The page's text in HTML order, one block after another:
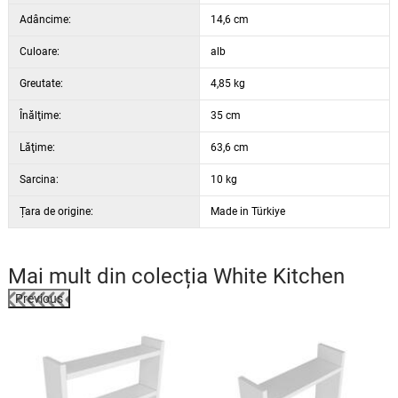
Adâncime: 14,6 cm
Culoare: alb
Greutate: 4,85 kg
Înălţime: 35 cm
Lăţime: 63,6 cm
Sarcina: 10 kg
Țara de origine: Made in Türkiye
Mai mult din colecția White Kitchen
Previous